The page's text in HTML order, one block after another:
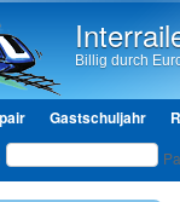
Billig durch
Gastschuljahr